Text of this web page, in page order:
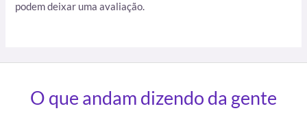
podem deixar uma avaliação.
O que andam dizendo da gente